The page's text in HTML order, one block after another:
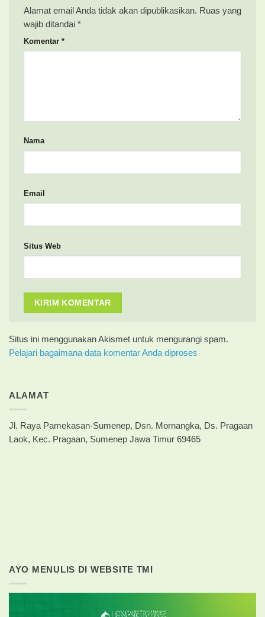
Alamat email Anda tidak akan dipublikasikan. Ruas yang
wajib ditandai *
Komentar *
Nama
Email
Situs Web
Situs ini menggunakan Akismet untuk mengurangi spam.
Pelajari bagaimana data komentar Anda diproses
ALAMAT
Jl. Raya Pamekasan-Sumenep, Dsn. Mornangka, Ds. Pragaan
Laok, Kec. Pragaan, Sumenep Jawa Timur 69465
AYO MENULIS DI WEBSITE TMI